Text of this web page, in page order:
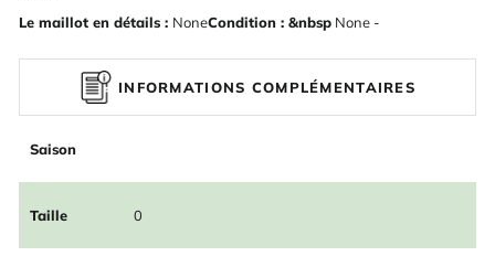
Le maillot en détails : NoneCondition : &nbsp None -
INFORMATIONS COMPLÉMENTAIRES
Saison
Taille 0